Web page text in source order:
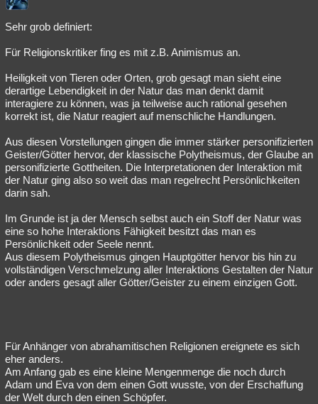
Sehr grob definiert:
Für Religionskritiker fing es mit z.B. Animismus an.
Heiligkeit von Tieren oder Orten, grob gesagt man sieht eine
derartige Lebendigkeit in der Natur das man denkt damit
interagiere zu können, was ja teilweise auch rational gesehen
korrekt ist, die Natur reagiert auf menschliche Handlungen.
Aus diesen Vorstellungen gingen die immer stärker personifizierten
Geister/Götter hervor, der klassische Polytheismus, der Glaube an
personifizierte Gottheiten. Die Interpretationen der Interaktion mit
der Natur ging also so weit das man regelrecht Persönlichkeiten
darin sah.
Im Grunde ist ja der Mensch selbst auch ein Stoff der Natur was
eine so hohe Interaktions Fähigkeit besitzt das man es
Persönlichkeit oder Seele nennt.
Aus diesem Polytheismus gingen Hauptgötter hervor bis hin zu
vollständigen Verschmelzung aller Interaktions Gestalten der Natur
oder anders gesagt aller Götter/Geister zu einem einzigen Gott.
Für Anhänger von abrahamitischen Religionen ereignete es sich
eher anders.
Am Anfang gab es eine kleine Mengenmenge die noch durch
Adam und Eva von dem einen Gott wusste, von der Erschaffung
der Welt durch den einen Schöpfer.